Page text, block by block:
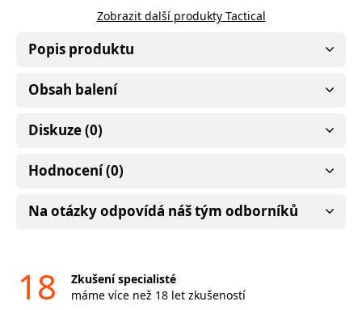
Zobrazit další produkty Tactical
Popis produktu
Obsah balení
Diskuze (0)
Hodnocení (0)
Na otázky odpovídá náš tým odborníků
18
Zkušení specialisté
máme více než 18 let zkušeností